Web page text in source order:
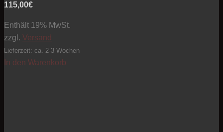
115,00€
Enthält 19% MwSt.
zzgl. Versand
Lieferzeit: ca. 2-3 Wochen
In den Warenkorb